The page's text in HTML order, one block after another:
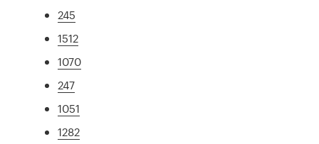
245
1512
1070
247
1051
1282